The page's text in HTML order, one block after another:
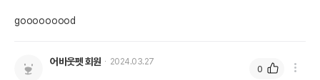
gooooooood
어바웃펫 회원 2024.03.27
0